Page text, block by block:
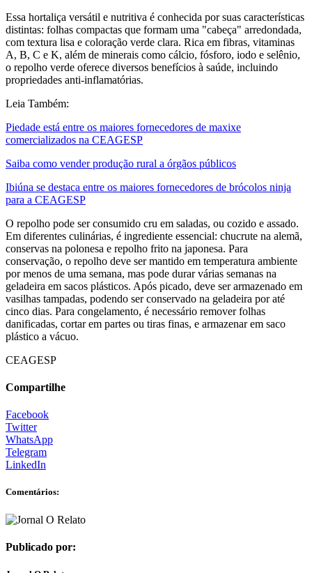
Essa hortaliça versátil e nutritiva é conhecida por suas características
distintas: folhas compactas que formam uma "cabeça" arredondada,
com textura lisa e coloração verde clara. Rica em fibras, vitaminas
A, B, C e K, além de minerais como cálcio, fósforo, iodo e selênio,
o repolho verde oferece diversos benefícios à saúde, incluindo
propriedades anti-inflamatórias.
Leia Também:
Piedade está entre os maiores fornecedores de maxixe
comercializados na CEAGESP
Saiba como vender produção rural a órgãos públicos
Ibiúna se destaca entre os maiores fornecedores de brócolos ninja
para a CEAGESP
O repolho pode ser consumido cru em saladas, ou cozido e assado.
Em diferentes culinárias, é ingrediente essencial: chucrute na alemã,
conservas na polonesa e repolho frito na japonesa. Para
conservação, o repolho deve ser mantido em temperatura ambiente
por menos de uma semana, mas pode durar várias semanas na
geladeira em sacos plásticos. Após picado, deve ser armazenado em
vasilhas tampadas, podendo ser conservado na geladeira por até
cinco dias. Para congelamento, é necessário remover folhas
danificadas, cortar em partes ou tiras finas, e armazenar em saco
plástico a vácuo.
CEAGESP
Compartilhe
Facebook
Twitter
WhatsApp
Telegram
LinkedIn
Comentários:
Publicado por: